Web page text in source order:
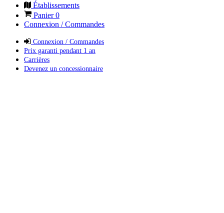
Établissements
Panier0
Connexion / Commandes
Connexion / Commandes
Prix garanti pendant 1 an
Carrières
Devenez un concessionnaire